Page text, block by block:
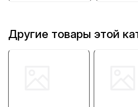
Другие товары этой